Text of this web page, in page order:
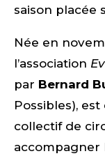
saison placée
Née en
l’association
par Bernard
Possibles),
collectif de
accompagner